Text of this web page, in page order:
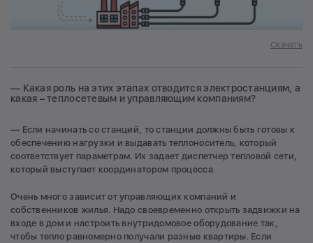
Скачать
— Какая роль на этих этапах отводится электростанциям, а
какая – теплосетевым и управляющим компаниям?
— Если начинать со станций, то станции должны быть готовы к
обеспечению нагрузки и выдавать теплоноситель, который
соответствует параметрам. Их задает диспетчер тепловой сети,
который выступает координатором процесса.
Очень много зависит от управляющих компаний и
собственников жилья. Надо своевременно открыть задвижки на
входе в дом и настроить внутридомовое оборудование так,
чтобы тепло равномерно получали разные квартиры. Если